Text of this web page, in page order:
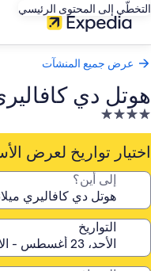
التخطّي إلى المحتوى الرئيسي
عرض جميع المنشآت
هوتل دي
منشأة
فندقية
مصنفة
4.0
اختيار تواريخ لعرض
إلى أين؟
التواريخ